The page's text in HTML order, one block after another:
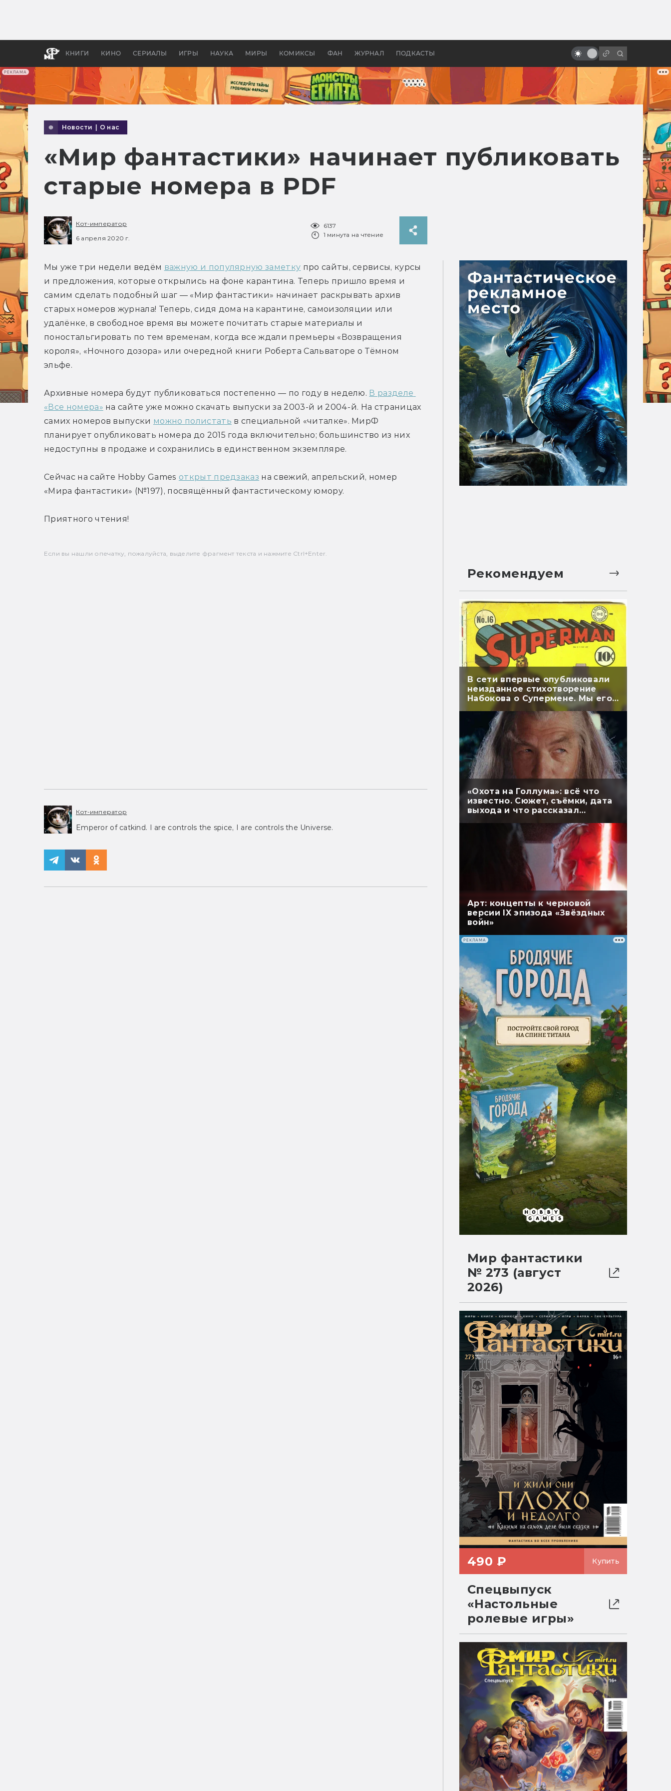
РЕКЛАМА
КНИГИ КИНО СЕРИАЛЫ ИГРЫ НАУКА МИРЫ КОМИКСЫ ФАН ЖУРНАЛ ПОДКАСТЫ
апокалипсис, в России —
бы «Властелина колец»
младшего
Новости О нас
«Мир фантастики» начинает публиковать
старые номера в PDF
Кот-император
6 апреля 2020 г.
6137
1 минута на чтение
Мы уже три недели ведём важную и популярную заметку про сайты, сервисы, курсы
и предложения, которые открылись на фоне карантина. Теперь пришло время и
самим сделать подобный шаг — «Мир фантастики» начинает раскрывать архив
старых номеров журнала! Теперь, сидя дома на карантине, самоизоляции или
удалёнке, в свободное время вы можете почитать старые материалы и
поностальгировать по тем временам, когда все ждали премьеры «Возвращения
короля», «Ночного дозора» или очередной книги Роберта Сальваторе о Тёмном
эльфе.
Архивные номера будут публиковаться постепенно — по году в неделю. В разделе
«Все номера» на сайте уже можно скачать выпуски за 2003-й и 2004-й. На страницах
самих номеров выпуски можно полистать в специальной «читалке». МирФ
планирует опубликовать номера до 2015 года включительно; большинство из них
недоступны в продаже и сохранились в единственном экземпляре.
Сейчас на сайте Hobby Games открыт предзаказ на свежий, апрельский, номер
«Мира фантастики» (№197), посвящённый фантастическому юмору.
Приятного чтения!
Если вы нашли опечатку, пожалуйста, выделите фрагмент текста и нажмите Ctrl+Enter.
Кот-император
Emperor of catkind. I are controls the spice, I are controls the Universe.
Рекомендуем
В сети впервые опубликовали
неизданное стихотворение
Набокова о Супермене. Мы его
перевели
«Охота на Голлума»: всё что
известно. Сюжет, съёмки, дата
выхода и что рассказал
Арт: концепты к черновой
версии IX эпизода «Звёздных
войн»
РЕКЛАМА
Мир фантастики
№ 273 (август
2026)
490 ₽ Купить
Спецвыпуск
«Настольные
ролевые игры»